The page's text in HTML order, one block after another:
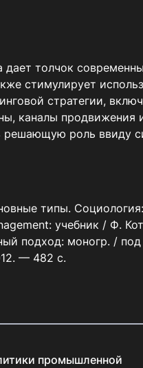
толчок
стимулирует
стратегии,
каналы
роль ввиду
— 482 с.
промышленной